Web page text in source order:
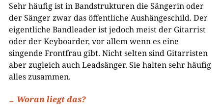
Sehr häufig ist in Bandstrukturen die Sängerin oder
der Sänger zwar das öffentliche Aushängeschild. Der
eigentliche Bandleader ist jedoch meist der Gitarrist
oder der Keyboarder, vor allem wenn es eine
singende Frontfrau gibt. Nicht selten sind Gitarristen
aber zugleich auch Leadsänger. Sie halten sehr häufig
alles zusammen.
Woran liegt das?